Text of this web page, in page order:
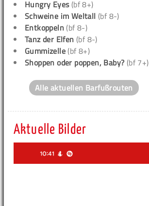
Hungry Eyes(bf 8+)
Schweine im Weltall (bf 8-)
Entkoppeln (bf 8-)
Tanz der Elfen (bf 8-)
Gummizelle (bf 8+)
Shoppen oder poppen, Baby? (bf 7+)
Alle aktuellen Barfußrouten
Aktuelle Bilder